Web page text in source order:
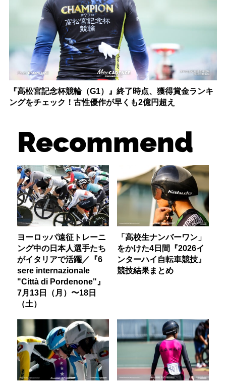
『高松宮記念杯競輪（G1）』終了時点、獲得賞金ランキ
ングをチェック！古性優作が早くも2億円超え
Recommend
ヨーロッパ遠征トレーニ
ング中の日本人選手たち
がイタリアで活躍／『6
sere internazionale
"Città di Pordenone"』
7月13日（月）〜18日
（土）
「高校生ナンバーワン」
をかけた4日間『2026イ
ンターハイ自転車競技』
競技結果まとめ